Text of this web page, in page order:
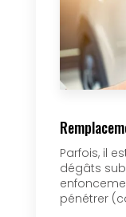
Parfois, il
dégâts
pénétrer